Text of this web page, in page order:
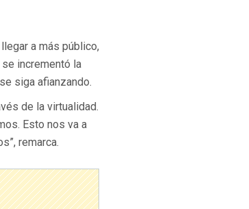
a más público,
incrementó la
siga afianzando.
de la virtualidad.
Esto nos va a
remarca.